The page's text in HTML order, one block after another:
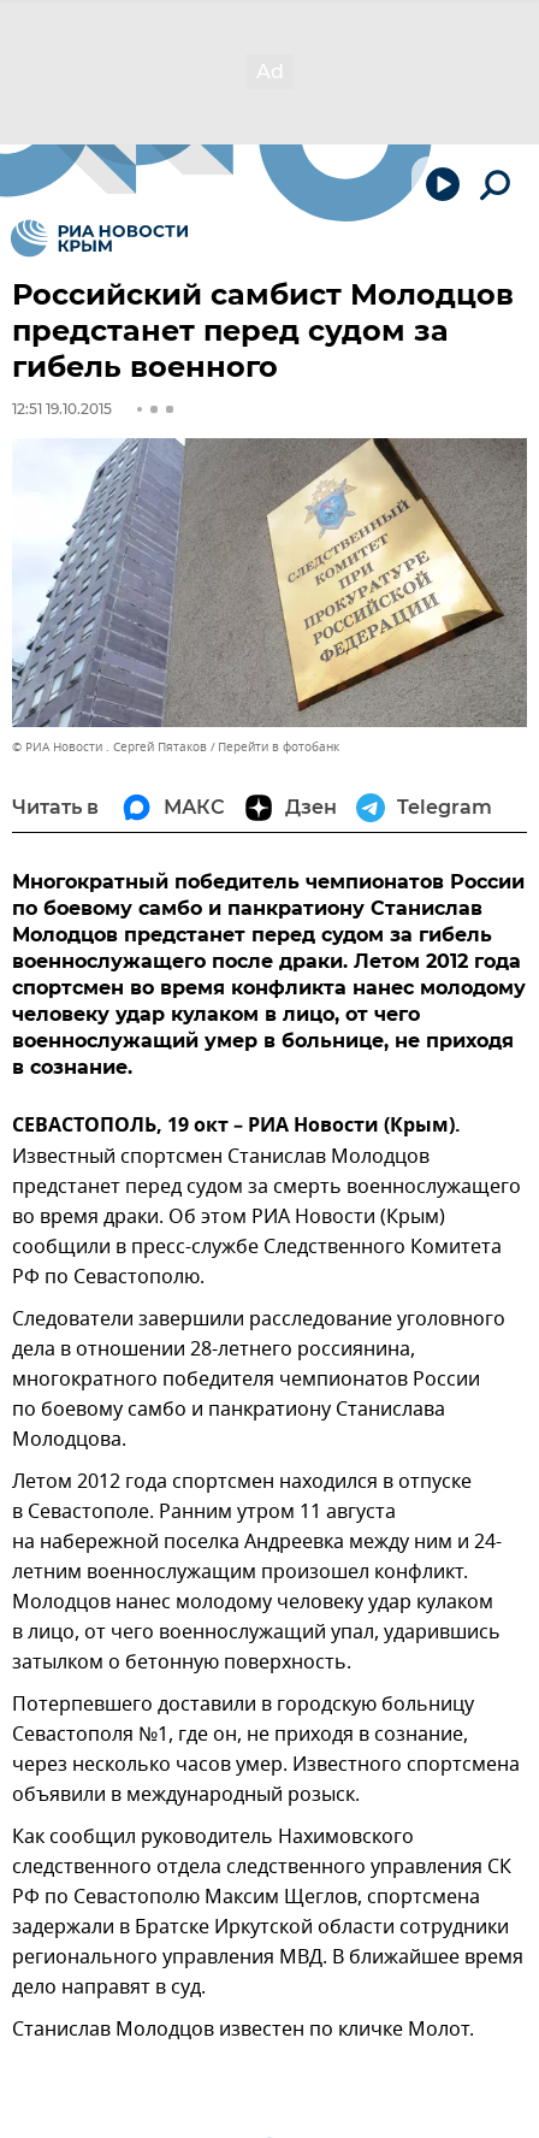
Российский самбист Молодцов
предстанет перед судом за
гибель военного
12:51 19.10.2015
© РИА Новости . Сергей Пятаков Перейти в фотобанк
Читать в МАКС Дзен Telegram
Многократный победитель чемпионатов России
по боевому самбо и панкратиону Станислав
Молодцов предстанет перед судом за гибель
военнослужащего после драки. Летом 2012 года
спортсмен во время конфликта нанес молодому
человеку удар кулаком в лицо, от чего
военнослужащий умер в больнице, не приходя
в сознание.
СЕВАСТОПОЛЬ, 19 окт – РИА Новости (Крым).
Известный спортсмен Станислав Молодцов
предстанет перед судом за смерть военнослужащего
во время драки. Об этом РИА Новости (Крым)
сообщили в пресс-службе Следственного Комитета
РФ по Севастополю.
Следователи завершили расследование уголовного
дела в отношении 28-летнего россиянина,
многократного победителя чемпионатов России
по боевому самбо и панкратиону Станислава
Молодцова.
Летом 2012 года спортсмен находился в отпуске
в Севастополе. Ранним утром 11 августа
на набережной поселка Андреевка между ним и 24-
летним военнослужащим произошел конфликт.
Молодцов нанес молодому человеку удар кулаком
в лицо, от чего военнослужащий упал, ударившись
затылком о бетонную поверхность.
Потерпевшего доставили в городскую больницу
Севастополя №1, где он, не приходя в сознание,
через несколько часов умер. Известного спортсмена
объявили в международный розыск.
Как сообщил руководитель Нахимовского
следственного отдела следственного управления СК
РФ по Севастополю Максим Щеглов, спортсмена
задержали в Братске Иркутской области сотрудники
регионального управления МВД. В ближайшее время
дело направят в суд.
Станислав Молодцов известен по кличке Молот.